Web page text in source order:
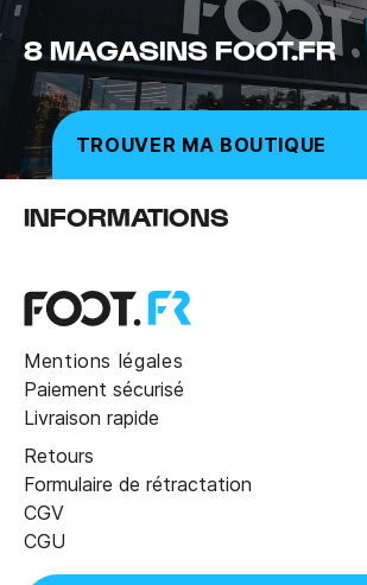
8 MAGASINS FOOT.FR
TROUVER MA BOUTIQUE
INFORMATIONS
Mentions légales
Paiement sécurisé
Livraison rapide
Retours
Formulaire de rétractation
CGV
CGU